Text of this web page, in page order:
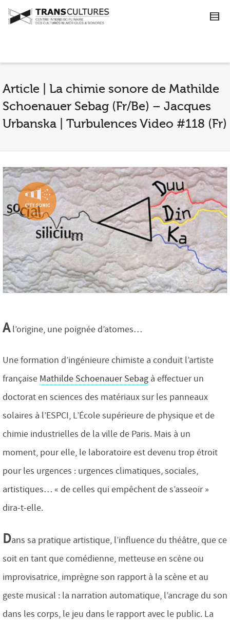
Article | La chimie sonore de Mathilde
Schoenauer Sebag (Fr/Be) – Jacques
Urbanska | Turbulences Video #118 (Fr)
Al’origine, une poignée d’atomes…
Une formation d’ingénieure chimiste a conduit l’artiste
française Mathilde Schoenauer Sebag à effectuer un
doctorat en sciences des matériaux sur les panneaux
solaires à l’ESPCI, L’École supérieure de physique et de
chimie industrielles de la ville de Paris. Mais à un
moment, pour elle, le laboratoire est devenu trop étroit
pour les urgences : urgences climatiques, sociales,
artistiques… « de celles qui empêchent de s’asseoir »
dira-t-elle.
Dans sa pratique artistique, l’influence du théâtre, que ce
soit en tant que comédienne, metteuse en scène ou
improvisatrice, imprègne son rapport à la scène et au
geste musical : la narration automatique, l’ancrage du son
dans les corps, le jeu dans le rapport avec le public. La